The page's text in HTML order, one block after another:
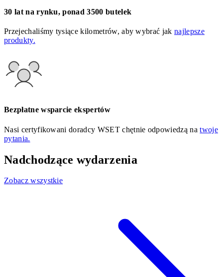
30 lat na rynku, ponad 3500 butelek
Przejechaliśmy tysiące kilometrów, aby wybrać jaknajlepsze
produkty.
Bezpłatne wsparcie ekspertów
Nasi certyfikowani doradcy WSET chętnie odpowiedzą natwoje
pytania.
Nadchodzące wydarzenia
Zobacz wszystkie